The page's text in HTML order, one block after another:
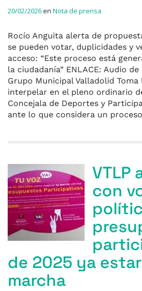
20/02/2026en Nota de prensa
Rocío Anguita alerta de
se pueden votar, duplicidades y
acceso: “Este proceso está
la ciudadanía” ENLACE: Audio
Grupo Municipal Valladolid Toma
interpelar en el pleno ordinario
Concejala de Deportes y
ante lo que considera un
VTLP
con
de 2025 ya
marcha